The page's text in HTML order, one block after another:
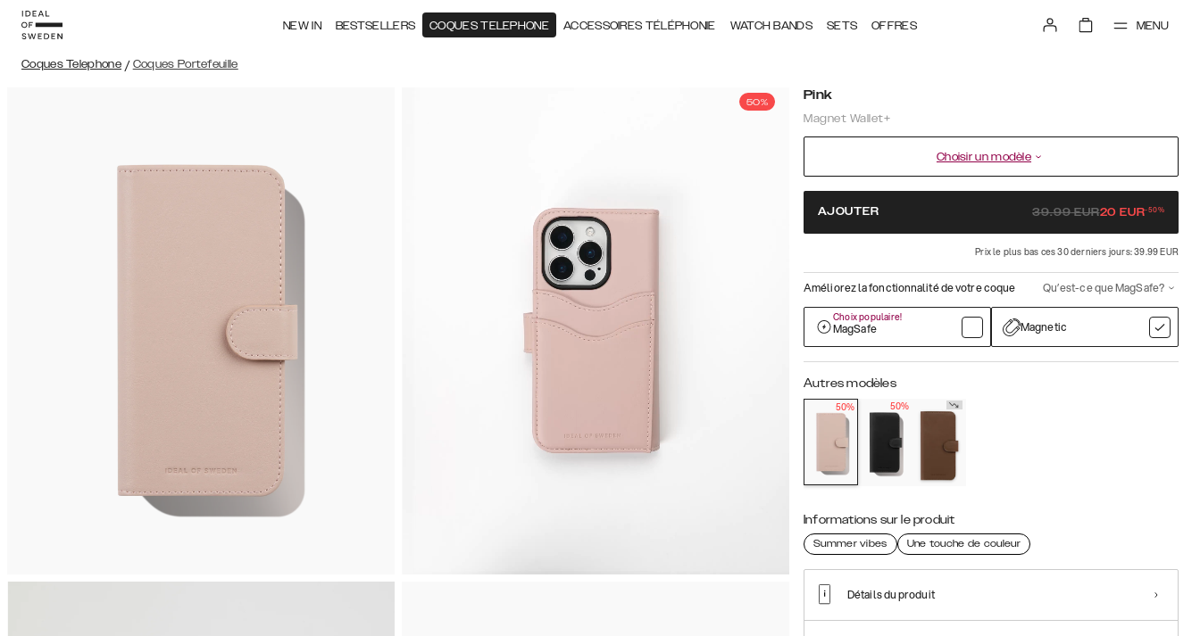
NEW IN BESTSELLERS COQUES TELEPHONE ACCESSOIRES TÉLÉPHONIE WATCH BANDS SETS OFFRES MENU
Coques Telephone / Coques Portefeuille
50% Pink
Magnet Wallet+
Choisir un modèle
AJOUTER 39.99EUR20 EUR-50%
Prix le plus bas ces 30 derniers jours: 39.99 EUR
Améliorez la fonctionnalité de votre coque Qu’est-ce que MagSafe?
Choix populaire!
MagSafe Magnetic
Autres modèles
50% 50%
Informations sur le produit
Summer vibes Une touche de couleur
Détails du produit